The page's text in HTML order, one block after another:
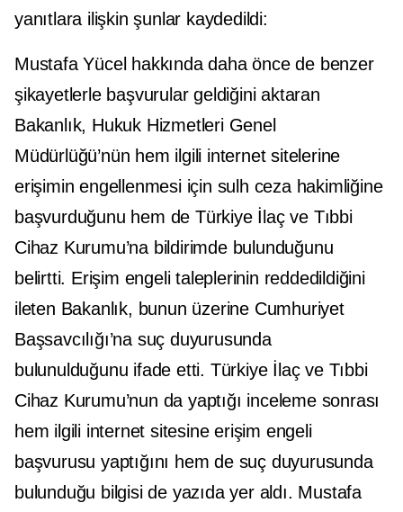
yanıtlara ilişkin şunlar kaydedildi:
Mustafa Yücel hakkında daha önce de benzer
şikayetlerle başvurular geldiğini aktaran
Bakanlık, Hukuk Hizmetleri Genel
Müdürlüğü’nün hem ilgili internet sitelerine
erişimin engellenmesi için sulh ceza hakimliğine
başvurduğunu hem de Türkiye İlaç ve Tıbbi
Cihaz Kurumu’na bildirimde bulunduğunu
belirtti. Erişim engeli taleplerinin reddedildiğini
ileten Bakanlık, bunun üzerine Cumhuriyet
Başsavcılığı’na suç duyurusunda
bulunulduğunu ifade etti. Türkiye İlaç ve Tıbbi
Cihaz Kurumu’nun da yaptığı inceleme sonrası
hem ilgili internet sitesine erişim engeli
başvurusu yaptığını hem de suç duyurusunda
bulunduğu bilgisi de yazıda yer aldı. Mustafa